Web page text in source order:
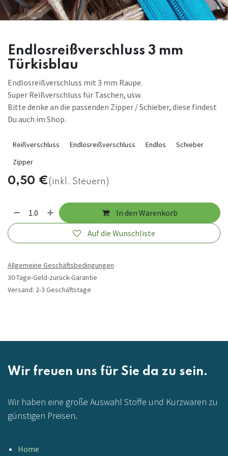
Endlosreißverschluss 3 mm
Türkisblau
Endlosreißverschluss mit 3 mm Raupe.
Super Reißverschluss für Taschen, usw.
Bitte denke an die passenden Zipper / Schieber, diese findest
Du auch im Shop.
Reißverschluss Endlosreißverschluss Endlos
Schieber
Zipper
0,50 €(inkl. Steuern)
In den Warenkorb
Auf die Wunschliste
Allgemeine Geschäftsbedingungen
30-Tage-Geld-zurück-Garantie
Versand: 2-3 Geschäftstage
Wir freuen uns für Sie da zu sein.
Wir haben eine große Auswahl Stoffe und Kurzwaren zu
günstigen Preisen.
Home